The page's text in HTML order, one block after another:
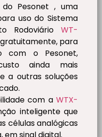
Pesonet , uma
uso do Sistema
Rodoviário WT-
para
com o Pesonet,
ainda mais
a outras soluções
com a WTX-
inteligente que
células analógicas
em sinal digital.